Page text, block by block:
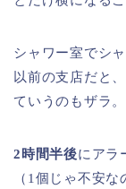
シャワー室でシ
以前の支店だと
ていうのもザラ。
2時間半後にアラ
（1個じゃ不安